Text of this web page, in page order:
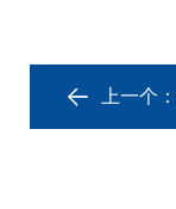
上一个：